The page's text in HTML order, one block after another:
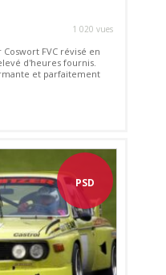
1 020 vues
FVC révisé en
d'heures fournis.
et parfaitement
PSD